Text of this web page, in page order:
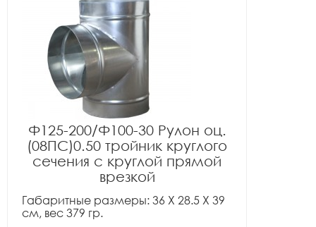
Ф125-200/Ф100-30 Рулон оц.
(08ПС)0.50 тройник круглого
сечения с круглой прямой
врезкой
Габаритные размеры: 36 X 28.5 X 39
см, вес 379 гр.